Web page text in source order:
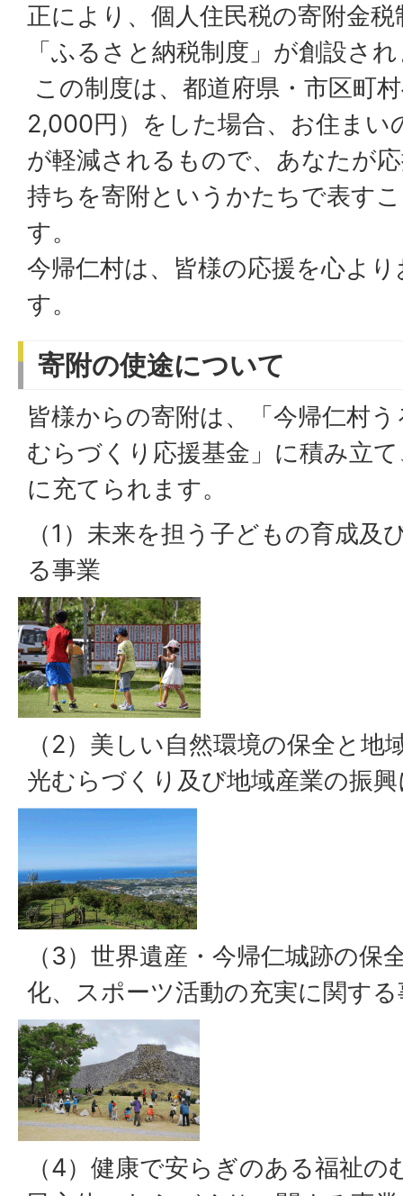
正により、個人住民税の寄附金
「ふるさと納税制度」が創設さ
この制度は、都道府県・市区町
2,000円）をした場合、お住まい
が軽減されるもので、あなたが
持ちを寄附というかたちで表す
す。
今帰仁村は、皆様の応援を心よ
す。
寄附の使途について
皆様からの寄附は、「今帰仁村
むらづくり応援基金」に積み立
に充てられます。
（1）未来を担う子どもの育成及
る事業
（2）美しい自然環境の保全と地
光むらづくり及び地域産業の振
（3）世界遺産・今帰仁城跡の保
化、スポーツ活動の充実に関す
（4）健康で安らぎのある福祉